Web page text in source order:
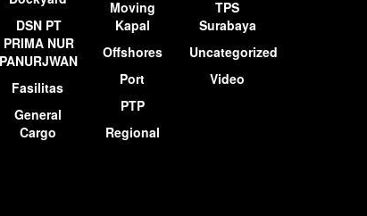
DSN PT
PRIMA NUR
PANURJWAN
Fasilitas
General
Cargo
Moving
Kapal
Offshores
Port
PTP
Regional
TPS
Surabaya
Uncategorized
Video